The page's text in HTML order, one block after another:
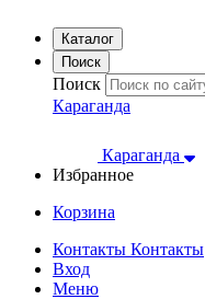
Каталог
Поиск
Поиск
Караганда
Караганда
Избранное
Корзина
Контакты Контакты
Вход
Меню